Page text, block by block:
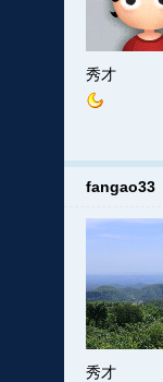
秀才
fangao33
秀才